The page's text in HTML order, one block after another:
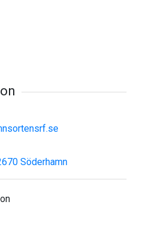
lära i lugn takt
anpassad efter just
ligger på att du ska
och få tillbaka ridglädjen –
Söderhamn